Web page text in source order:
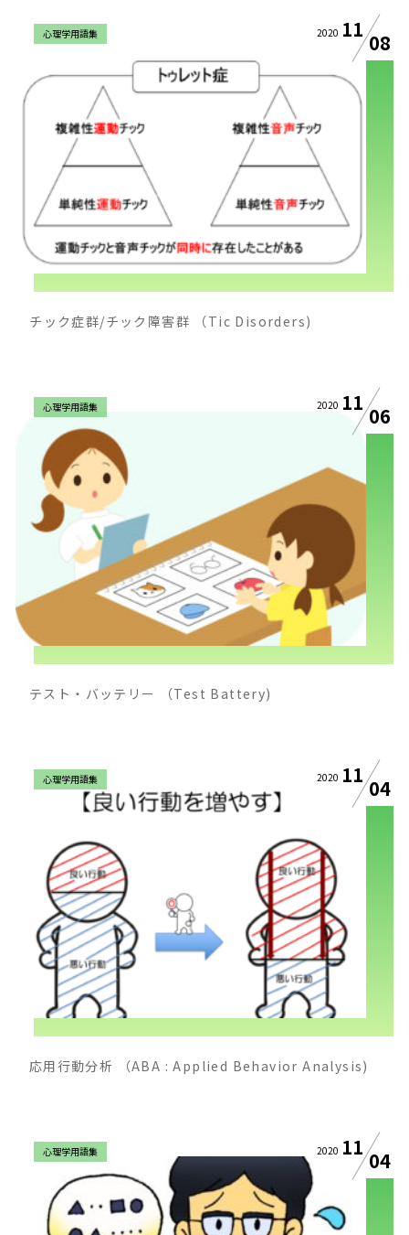
心理学用語集 2020 11
08
チック症群/チック障害群 （Tic Disorders)
心理学用語集 2020 11
06
テスト・バッテリー （Test Battery)
心理学用語集 2020 11
04
応用行動分析 （ABA : Applied Behavior Analysis)
心理学用語集 2020 11
04